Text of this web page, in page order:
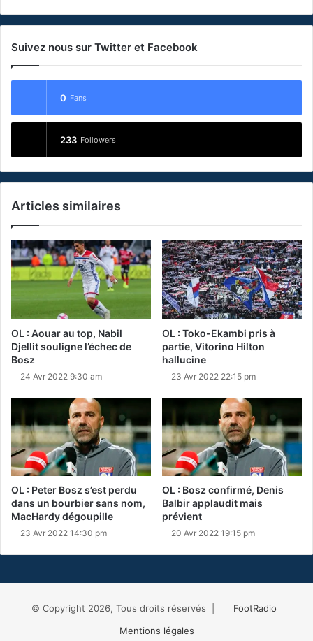
Suivez nous sur Twitter et Facebook
0 Fans
233 Followers
Articles similaires
OL : Aouar au top, Nabil
Djellit souligne l’échec de
Bosz
24 Avr 2022 9:30 am
OL : Toko-Ekambi pris à
partie, Vitorino Hilton
hallucine
23 Avr 2022 22:15 pm
OL : Peter Bosz s’est perdu
dans un bourbier sans nom,
MacHardy dégoupille
23 Avr 2022 14:30 pm
OL : Bosz confirmé, Denis
Balbir applaudit mais
prévient
20 Avr 2022 19:15 pm
© Copyright 2026, Tous droits réservés |
FootRadio
Mentions légales